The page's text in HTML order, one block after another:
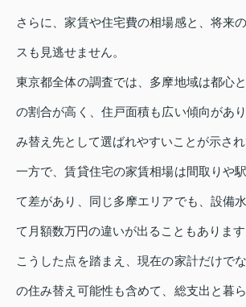
さらに、家賃や住宅費の相場感と、将来
スも見逃せません。
東京都全体の調査では、多摩地域は都心
の割合が高く、住戸面積も広い傾向があ
み替え先として選ばれやすいことが示され
一方で、賃貸住宅の家賃相場は間取りや
て差があり、同じ多摩エリアでも、設備
て月額数万円の違いが出ることもあります
こうした点を踏まえ、現在の家計だけで
の住み替え可能性も含めて、総支出と暮